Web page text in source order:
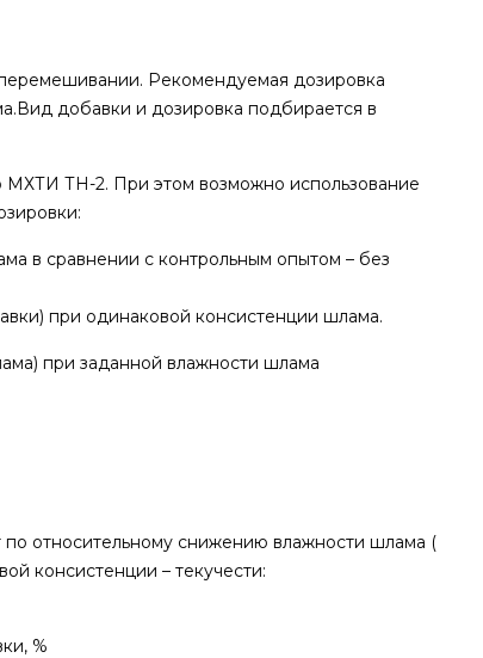
Рекомендуемая дозировка
добавки и дозировка подбирается в
МХТИ ТН-2. При этом возможно использование
в сравнении с контрольным опытом – без
при одинаковой консистенции шлама.
при заданной влажности шлама
относительному снижению влажности шлама (
консистенции – текучести:
%